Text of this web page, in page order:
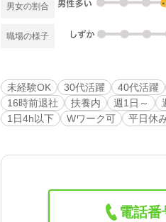
男女の割合
職場の様子
未経験OK 30代活躍 40代活躍
16時前退社
扶養内 週1日～
1日4h以下
Wワーク可 平日休
電話番